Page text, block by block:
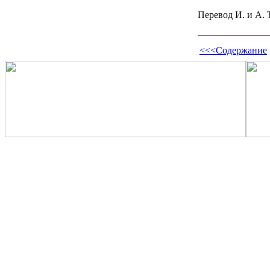
Перевод И. и А.
<<<Содержание